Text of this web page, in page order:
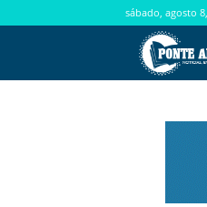
sábado, agosto